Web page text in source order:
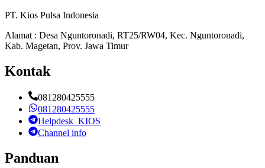
PT. Kios Pulsa Indonesia
Alamat : Desa Nguntoronadi, RT25/RW04, Kec. Nguntoronadi,
Kab. Magetan, Prov. Jawa Timur
Kontak
081280425555
081280425555
Helpdesk_KIOS
Channel info
Panduan